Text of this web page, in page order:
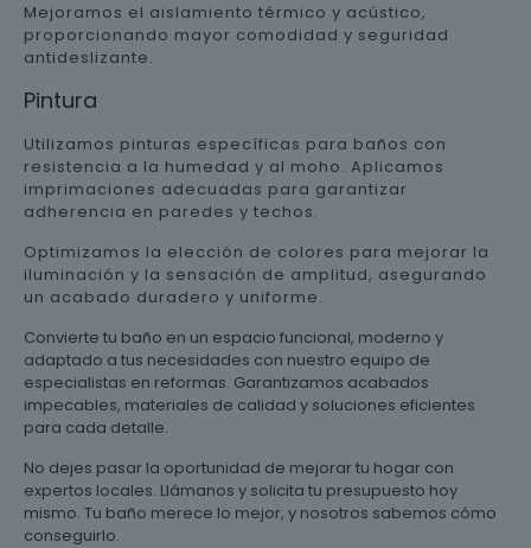
Mejoramos el aislamiento térmico y acústico,
proporcionando mayor comodidad y seguridad
antideslizante.
Pintura
Utilizamos pinturas específicas para baños con
resistencia a la humedad y al moho. Aplicamos
imprimaciones adecuadas para garantizar
adherencia en paredes y techos.
Optimizamos la elección de colores para mejorar la
iluminación y la sensación de amplitud, asegurando
un acabado duradero y uniforme.
Convierte tu baño en un espacio funcional, moderno y
adaptado a tus necesidades con nuestro equipo de
especialistas en reformas. Garantizamos acabados
impecables, materiales de calidad y soluciones eficientes
para cada detalle.
No dejes pasar la oportunidad de mejorar tu hogar con
expertos locales. Llámanos y solicita tu presupuesto hoy
mismo. Tu baño merece lo mejor, y nosotros sabemos cómo
conseguirlo.